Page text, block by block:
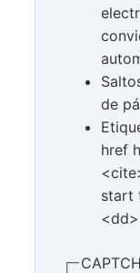
de
href
start
<dd>